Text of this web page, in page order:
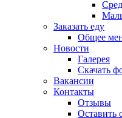
Заказать еду
Общее
Новости
Галерея
Скачать
Вакансии
Контакты
Отзывы
Оставить